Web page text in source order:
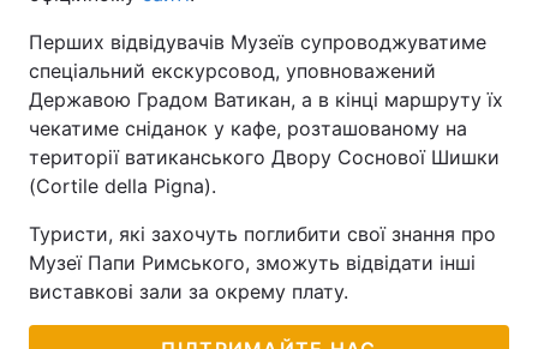
Перших відвідувачів Музеїв супроводжуватиме
спеціальний екскурсовод, уповноважений
Державою Градом Ватикан, а в кінці маршруту їх
чекатиме сніданок у кафе, розташованому на
території ватиканського Двору Соснової Шишки
(Cortile della Pigna).
Туристи, які захочуть поглибити свої знання про
Музеї Папи Римського, зможуть відвідати інші
виставкові зали за окрему плату.